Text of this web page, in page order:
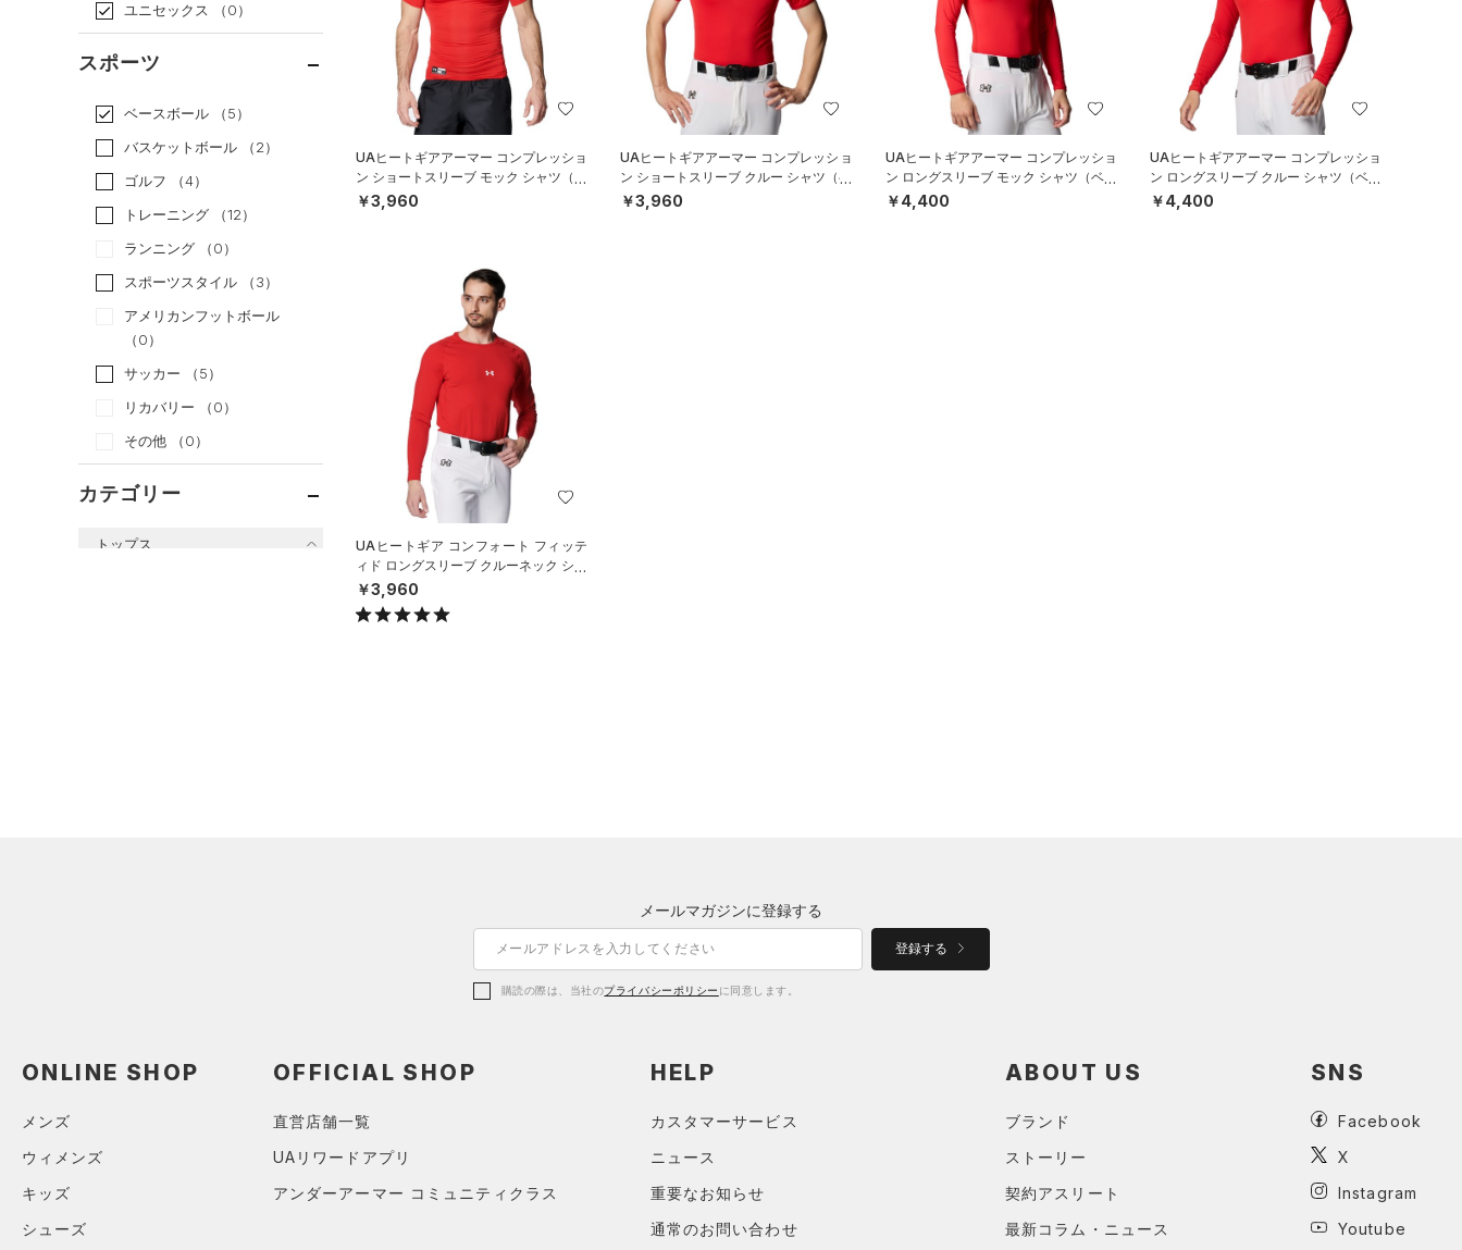
ユニセックス
（0）
スポーツ
ベースボール
（5）
バスケットボール
（2）
ゴルフ
（4）
トレーニング
（12）
ランニング
（0）
スポーツスタイル
（3）
アメリカンフットボール
（0）
サッカー
（5）
リカバリー
（0）
その他
（0）
カテゴリー
トップス
スイムウェア
サイズ
UAヒートギアアーマー コンプレッショ
ン ショートスリーブ モック シャツ（ベ
ースボール/MEN）
￥3,960
UAヒートギアアーマー コンプレッショ
ン ショートスリーブ クルー シャツ（ベ
ースボール/MEN）
￥3,960
UAヒートギアアーマー コンプレッショ
ン ロングスリーブ モック シャツ（ベー
スボール/MEN）
￥4,400
UAヒートギアアーマー コンプレッショ
ン ロングスリーブ クルー シャツ（ベー
スボール/MEN）
￥4,400
UAヒートギア コンフォート フィッテ
ィド ロングスリーブ クルーネック シャ
ツ（ベースボール/MEN）
￥3,960
メールマガジンに登録する
登録する
購読の際は、当社のプライバシーポリシー に同意します。
ONLINE SHOP
メンズ
ウィメンズ
キッズ
シューズ
OFFICIAL SHOP
直営店舗一覧
UAリワードアプリ
アンダーアーマー コミュニティクラス
HELP
カスタマーサービス
ニュース
重要なお知らせ
通常のお問い合わせ
ABOUT US
ブランド
ストーリー
契約アスリート
最新コラム・ニュース
SNS
Facebook
X
Instagram
Youtube